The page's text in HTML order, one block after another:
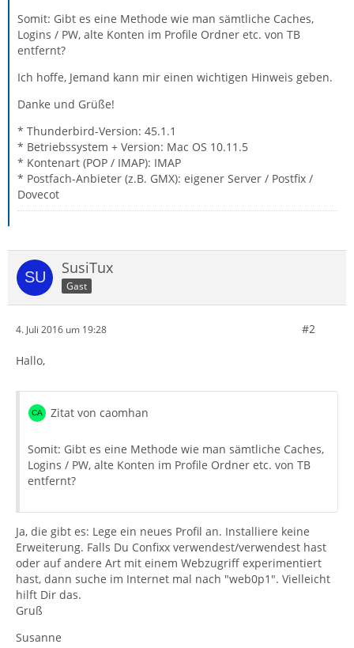
Somit: Gibt es eine Methode wie man sämtliche Caches,
Logins / PW, alte Konten im Profile Ordner etc. von TB
entfernt?
Ich hoffe, Jemand kann mir einen wichtigen Hinweis geben.
Danke und Grüße!
* Thunderbird-Version: 45.1.1
* Betriebssystem + Version: Mac OS 10.11.5
* Kontenart (POP / IMAP): IMAP
* Postfach-Anbieter (z.B. GMX): eigener Server / Postfix /
Dovecot
SusiTux
Gast
4. Juli 2016 um 19:28 #2
Hallo,
Zitat von caomhan
Somit: Gibt es eine Methode wie man sämtliche Caches,
Logins / PW, alte Konten im Profile Ordner etc. von TB
entfernt?
Ja, die gibt es: Lege ein neues Profil an. Installiere keine
Erweiterung. Falls Du Confixx verwendest/verwendest hast
oder auf andere Art mit einem Webzugriff experimentiert
hast, dann suche im Internet mal nach "web0p1". Vielleicht
hilft Dir das.
Gruß
Susanne